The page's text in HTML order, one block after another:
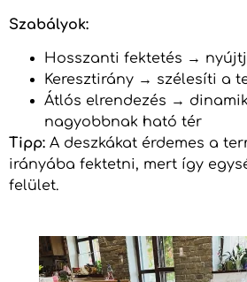
Szabályok:
Hosszanti fektetés →
Keresztirány → szélesíti a
Átlós elrendezés →
nagyobbnak ható tér
Tipp: A deszkákat érdemes a
irányába fektetni, mert így
felület.